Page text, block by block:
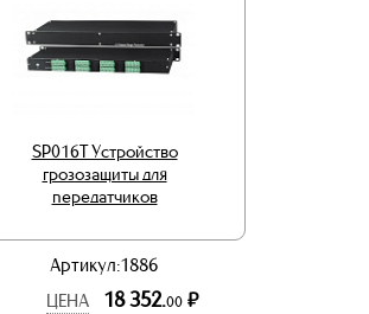
SP016T Устройство
грозозащиты для
передатчиков
Артикул:1886
ЦЕНА
18 352.00 р.